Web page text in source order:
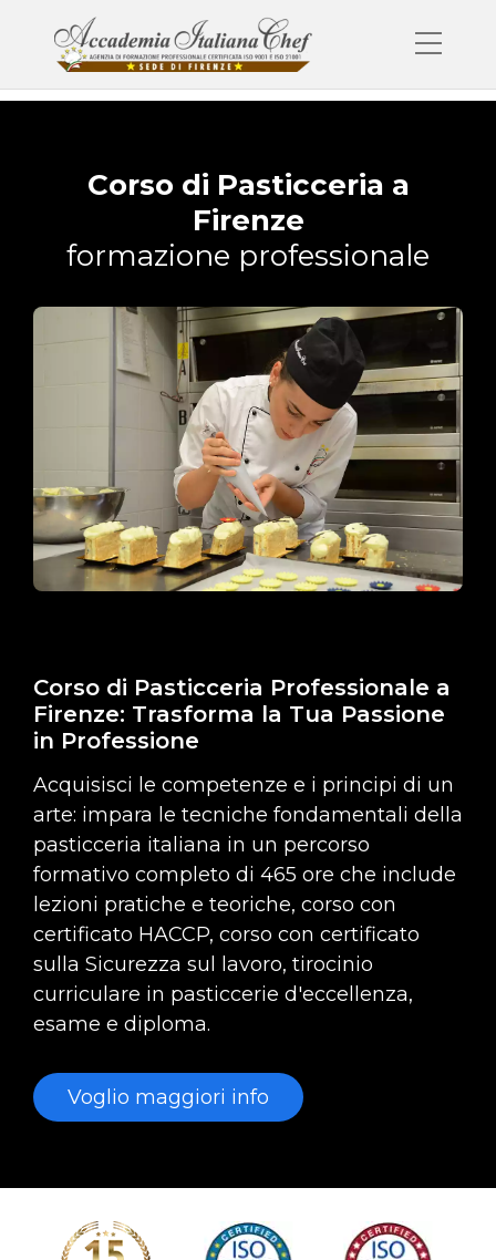
Corso di Pasticceria a
Firenze
formazione professionale
Corso di Pasticceria Professionale a
Firenze: Trasforma la Tua Passione
in Professione
Acquisisci le competenze e i principi di un
arte: impara le tecniche fondamentali della
pasticceria italiana in un percorso
formativo completo di 465 ore che include
lezioni pratiche e teoriche, corso con
certificato HACCP, corso con certificato
sulla Sicurezza sul lavoro, tirocinio
curriculare in pasticcerie d'eccellenza,
esame e diploma.
Voglio maggiori info